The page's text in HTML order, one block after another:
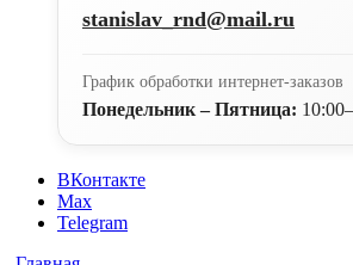
stanislav_rnd@mail.ru
График обработки интернет-заказов
Понедельник – Пятница:
ВКонтакте
Max
Telegram